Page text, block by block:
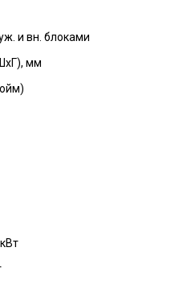
и вн. блоками
мм